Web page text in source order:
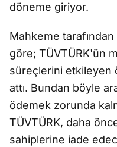
döneme giriyor.
Mahkeme
göre; TÜVTÜRK'ün
süreçlerini etkileyen
attı. Bundan böyle
ödemek zorunda
TÜVTÜRK, daha
sahiplerine iade